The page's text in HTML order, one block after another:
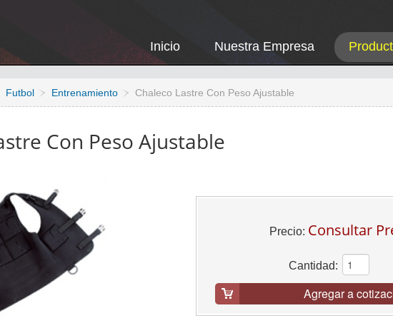
Inicio Nuestra Empresa
Futbol Entrenamiento Chaleco Lastre Con Peso Ajustable
Con Peso Ajustable
Precio: Consultar
Cantidad:
Agregar a